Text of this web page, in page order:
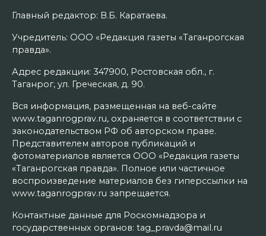
Главный редактор: В.Б. Каратаева.
Учредитель: ООО «Редакция газеты «Таганрогская
правда».
Адрес редакции: 347900, Ростовская обл., г.
Таганрог, ул. Греческая, д. 90.
Вся информация, размещенная на веб-сайте
www.taganrogprav.ru, охраняется в соответствии с
законодательством РФ об авторском праве.
Представителем авторов публикаций и
фотоматериалов является ООО «Редакция газеты
«Таганрогская правда». Полное или частичное
воспроизведение материалов без гиперссылки на
www.taganrogprav.ru запрещается.
Контактные данные для Роскомнадзора и
государственных органов: tag_pravda@mail.ru